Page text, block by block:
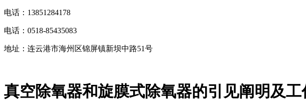
电话：13851284178
电话：0518-85435083
地址：连云港市海州区锦屏镇新坝中路51号
真空除氧器和旋膜式除氧器的引见阐明及工